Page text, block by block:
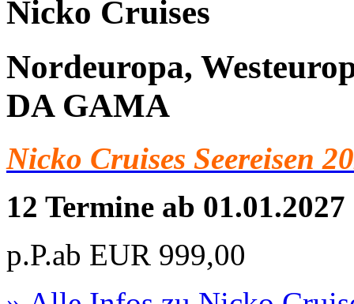
Nicko Cruises
Nordeuropa,
DA GAMA
Nicko Cruises Seereisen
12 Termine ab 01.01.2027
p.P.ab EUR 999,00